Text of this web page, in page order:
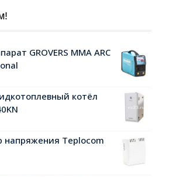
GROVERS MMA ARC
котёл
напряжения Teplocom